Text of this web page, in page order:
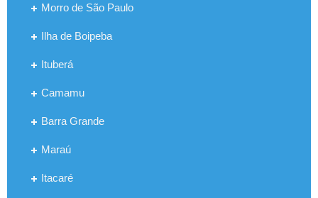
Morro de São Paulo
Ilha de Boipeba
Ituberá
Camamu
Barra Grande
Maraú
Itacaré